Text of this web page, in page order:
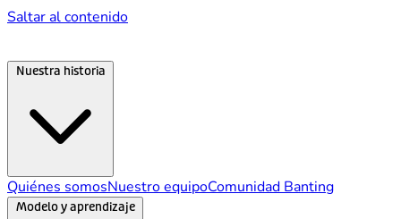
Saltar al contenido
Quiénes somosNuestro equipoComunidad Banting
Modelo y aprendizaje